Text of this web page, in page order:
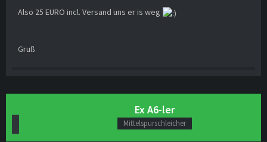
Also 25 EURO incl. Versand uns er is weg
Gruß
Ex A6-ler
Mittelspurschleicher